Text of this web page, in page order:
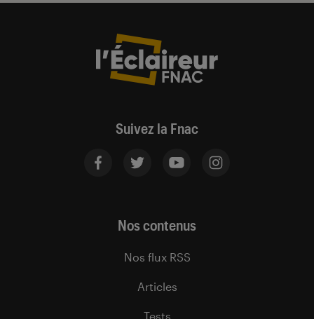
Suivez la Fnac
Nos contenus
Nos flux RSS
Articles
Tests